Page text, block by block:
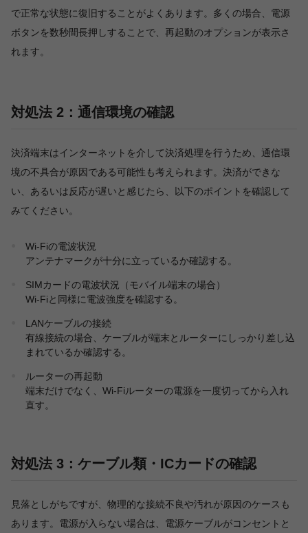
で正常な状態に復旧することがよくあります。多くの場合、電源
ボタンを数秒間長押しすることで、再起動のオプションが表示さ
れます。
対処法 2：通信環境の確認
決済端末はインターネットを介して決済処理を行うため、通信環
境の不具合が原因である可能性も考えられます。決済ができな
い、あるいは反応が遅いと感じたら、以下のポイントを確認して
みてください。
Wi-Fiの電波状況
アンテナマークが十分に立っているか確認する。
SIMカードの電波状況（モバイル端末の場合）
Wi-Fiと同様に電波強度を確認する。
LANケーブルの接続
有線接続の場合、ケーブルが端末とルーターにしっかり差し込
まれているか確認する。
ルーターの再起動
端末だけでなく、Wi-Fiルーターの電源を一度切ってから入れ
直す。
対処法 3：ケーブル類・ICカードの確認
見落としがちですが、物理的な接続不良や汚れが原因のケースも
あります。電源が入らない場合は、電源ケーブルがコンセントと